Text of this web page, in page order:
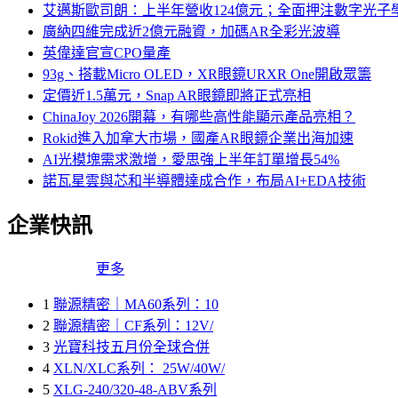
艾邁斯歐司朗：上半年營收124億元；全面押注數字光子
廣納四維完成近2億元融資，加碼AR全彩光波導
英偉達官宣CPO量產
93g、搭載Micro OLED，XR眼鏡URXR One開啟眾籌
定價近1.5萬元，Snap AR眼鏡即將正式亮相
ChinaJoy 2026開幕，有哪些高性能顯示產品亮相？
Rokid進入加拿大市場，國產AR眼鏡企業出海加速
AI光模塊需求激增，愛思強上半年訂單增長54%
諾瓦星雲與芯和半導體達成合作，布局AI+EDA技術
企業快訊
更多
1 聯源精密｜MA60系列：10
2 聯源精密｜CF系列：12V/
3 光寶科技五月份全球合併
4 XLN/XLC系列： 25W/40W/
5 XLG-240/320-48-ABV系列